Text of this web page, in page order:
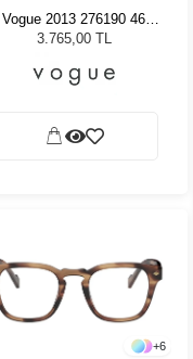
Vogue 2013 276190 46
Çocuk Güneş Gözlüğü
3.765,00 TL
+6